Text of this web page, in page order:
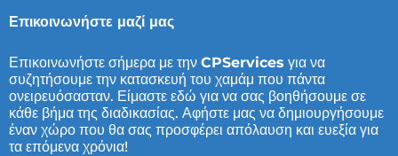
Επικοινωνήστε μαζί μας
Επικοινωνήστε σήμερα με την CPServices για να
συζητήσουμε την κατασκευή του χαμάμ που πάντα
ονειρευόσασταν. Είμαστε εδώ για να σας βοηθήσουμε σε
κάθε βήμα της διαδικασίας. Αφήστε μας να δημιουργήσουμε
έναν χώρο που θα σας προσφέρει απόλαυση και ευεξία για
τα επόμενα χρόνια!